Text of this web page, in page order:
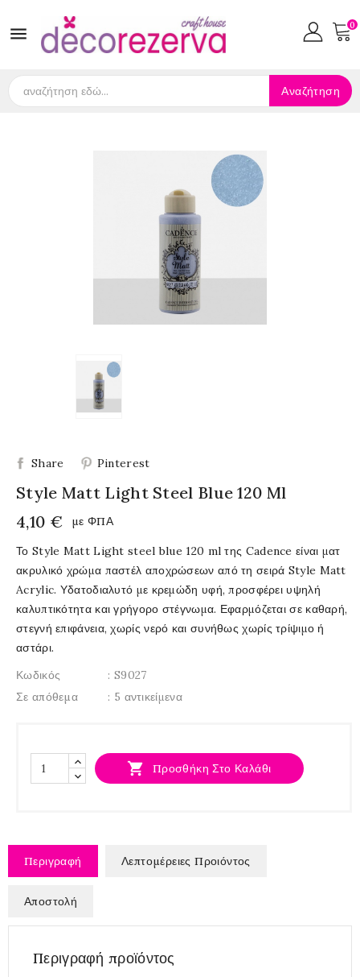
 0
Αναζήτηση
Share Pinterest
Style Matt Light Steel Blue 120 Ml
4,10 €
με ΦΠΑ
Το Style Matt Light steel blue 120 ml της Cadence είναι ματ
ακρυλικό χρώμα παστέλ αποχρώσεων από τη σειρά Style Matt
Acrylic. Υδατοδιαλυτό με κρεμώδη υφή, προσφέρει υψηλή
καλυπτικότητα και γρήγορο στέγνωμα. Εφαρμόζεται σε καθαρή,
στεγνή επιφάνεια, χωρίς νερό και συνήθως χωρίς τρίψιμο ή
αστάρι.
Κωδικός
: S9027
Σε απόθεμα
: 5 αντικείμενα
 Προσθήκη Στο Καλάθι
Περιγραφή Λεπτομέρειες Προιόντος
Αποστολή
Περιγραφή προϊόντος